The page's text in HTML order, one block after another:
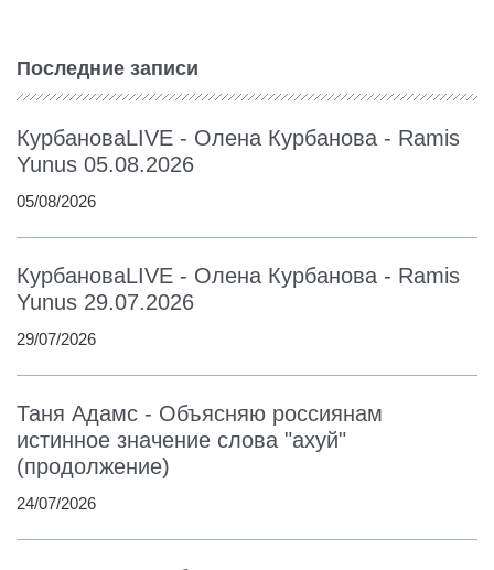
Последние записи
КурбановаLIVE - Олена Курбанова - Ramis
Yunus 05.08.2026
05/08/2026
КурбановаLIVE - Олена Курбанова - Ramis
Yunus 29.07.2026
29/07/2026
Таня Адамс - Объясняю россиянам
истинное значение слова "ахуй"
(продолжение)
24/07/2026